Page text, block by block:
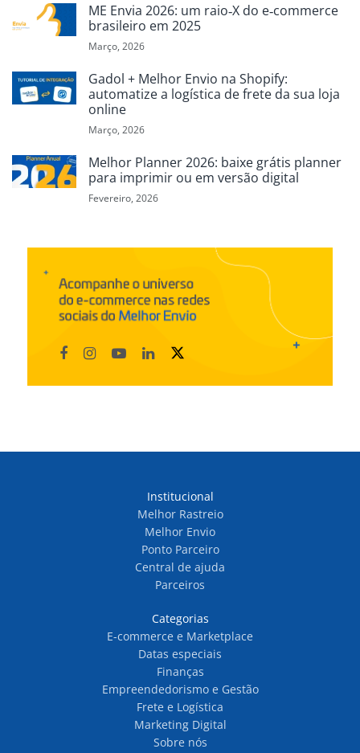
ME Envia 2026: um raio‑X do e‑commerce
brasileiro em 2025
Março, 2026
Gadol + Melhor Envio na Shopify:
automatize a logística de frete da sua loja
online
Março, 2026
Melhor Planner 2026: baixe grátis planner
para imprimir ou em versão digital
Fevereiro, 2026
Institucional
Melhor Rastreio
Melhor Envio
Ponto Parceiro
Central de ajuda
Parceiros
Categorias
E-commerce e Marketplace
Datas especiais
Finanças
Empreendedorismo e Gestão
Frete e Logística
Marketing Digital
Sobre nós